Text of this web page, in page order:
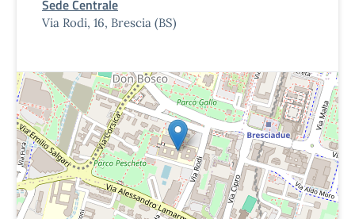
Sede Centrale
Via Rodi, 16, Brescia (BS)